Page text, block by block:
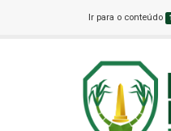
Ir para o conteúdo 1